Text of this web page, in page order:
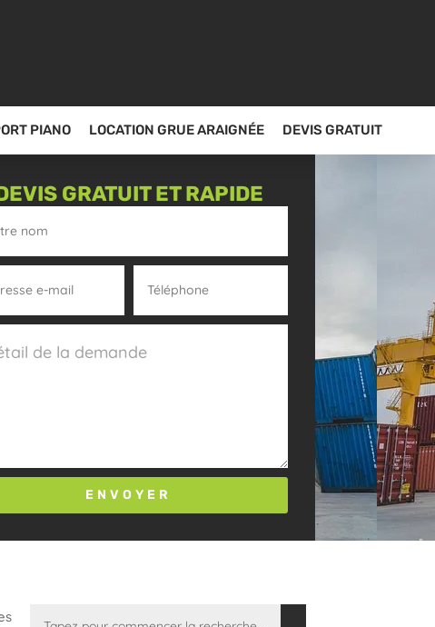
PIANO LOCATION GRUE ARAIGNÉE DEVIS GRATUIT
GRATUIT ET RAPIDE
ENVOYER